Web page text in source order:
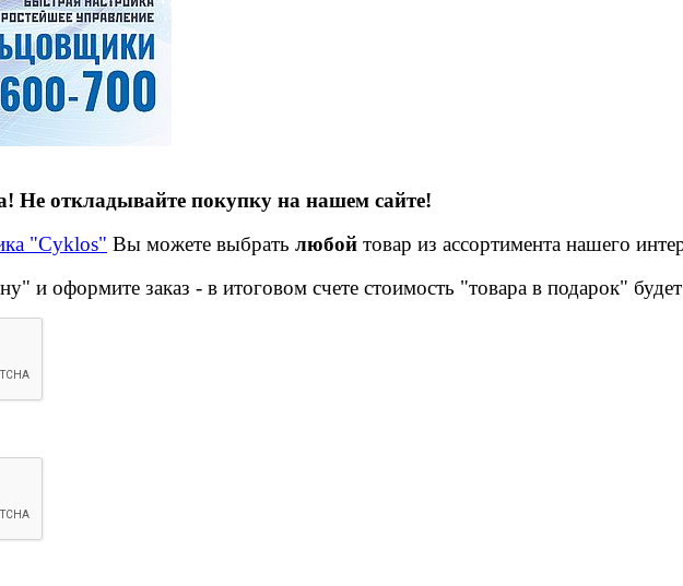
Не откладывайте покупку на нашем сайте!
"Cyklos" Вы можете выбрать любой товар из ассортимента нашего
и оформите заказ - в итоговом счете стоимость "товара в подарок"